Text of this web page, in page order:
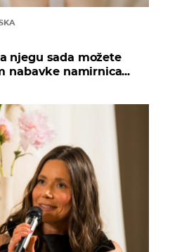
njegu sada možete
nabavke namirnica...